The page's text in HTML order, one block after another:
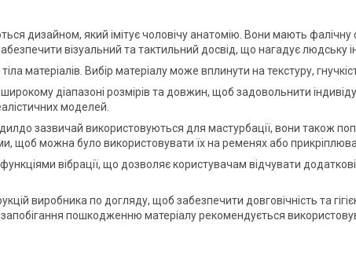
дизайном, який імітує чоловічу анатомію. Вони мають
візуальний та тактильний досвід, що нагадує людську
матеріалів. Вибір матеріалу може вплинути на текстуру,
діапазоні розмірів та довжин, щоб задовольнити
моделей.
зазвичай використовуються для мастурбації, вони також
щоб можна було використовувати їх на ременях або
вібрації, що дозволяє користувачам відчувати
виробника по догляду, щоб забезпечити довговічність та
пошкодженню матеріалу рекомендується